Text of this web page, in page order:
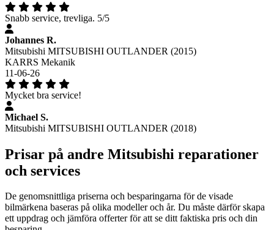
Snabb service, trevliga. 5/5
Johannes R.
Mitsubishi MITSUBISHI OUTLANDER (2015)
KARRS Mekanik
11-06-26
Mycket bra service!
Michael S.
Mitsubishi MITSUBISHI OUTLANDER (2018)
Prisar på andre Mitsubishi reparationer
och services
De genomsnittliga priserna och besparingarna för de visade
bilmärkena baseras på olika modeller och år. Du måste därför skapa
ett uppdrag och jämföra offerter för att se ditt faktiska pris och din